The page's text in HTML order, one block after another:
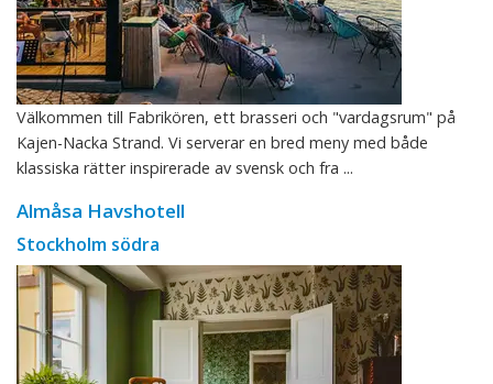
Välkommen till Fabrikören, ett brasseri och "vardagsrum" på
Kajen-Nacka Strand. Vi serverar en bred meny med både
klassiska rätter inspirerade av svensk och fra ...
Almåsa Havshotell
Stockholm södra